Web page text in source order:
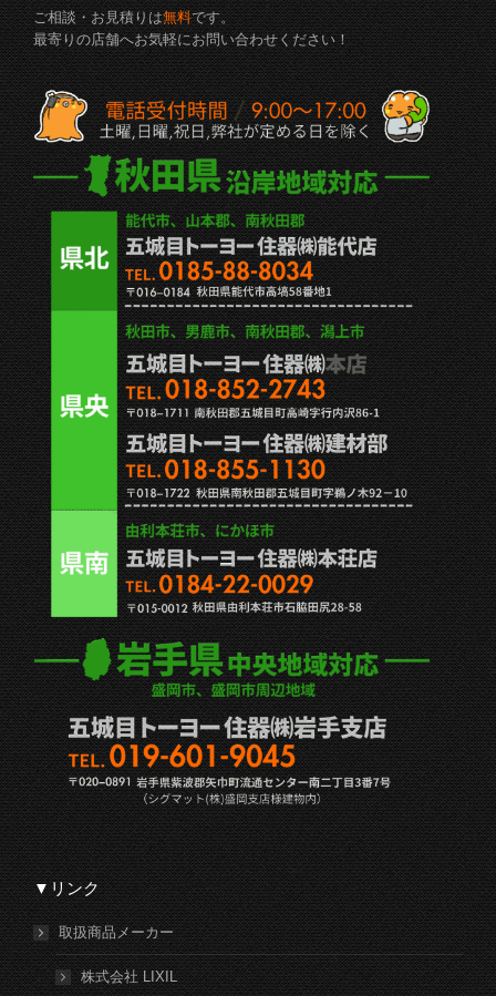
ご相談・お見積りは無料です。
最寄りの店舗へお気軽にお問い合わせください！
▼リンク
取扱商品メーカー
株式会社 LIXIL